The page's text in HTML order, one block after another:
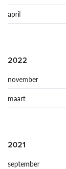
april
2022
november
maart
2021
september